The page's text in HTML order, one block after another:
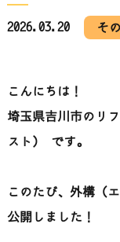
2026.03.20 そ
こんにちは！
埼玉県吉川市のリ
スト） です。
このたび、外構（
公開しました！